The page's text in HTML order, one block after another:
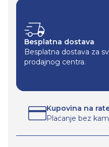
Besplatna dostava
Besplatna dostava za
prodajnog centra.
Kupovina na
Plaćanje bez